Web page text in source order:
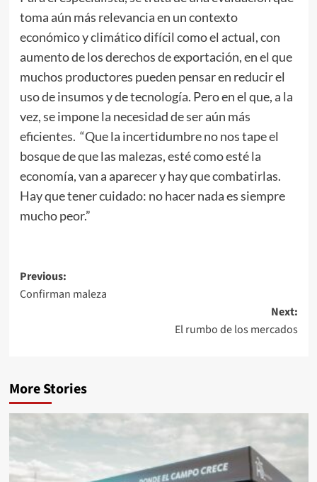
toma aún más relevancia en un contexto
económico y climático difícil como el actual, con
aumento de los derechos de exportación, en el que
muchos productores pueden pensar en reducir el
uso de insumos y de tecnología. Pero en el que, a la
vez, se impone la necesidad de ser aún más
eficientes. “Que la incertidumbre no nos tape el
bosque de que las malezas, esté como esté la
economía, van a aparecer y hay que combatirlas.
Hay que tener cuidado: no hacer nada es siempre
mucho peor.”
Post
navigation
Previous:
Confirman maleza
Next:
El rumbo de los mercados
More Stories